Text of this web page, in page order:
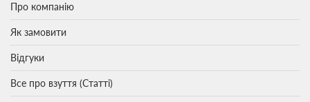
Про компанію
Як замовити
Відгуки
Все про взуття (Статті)